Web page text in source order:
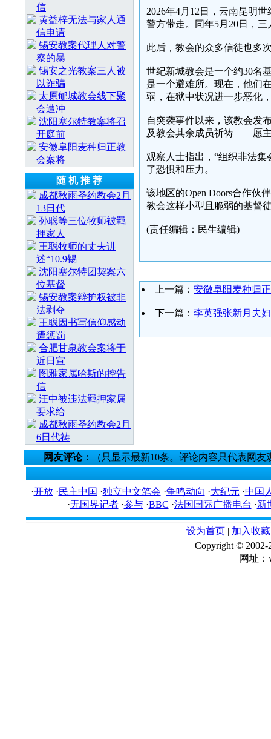
信
黄益梓无法与家人通
信申请
锡安教案代理人对警
察的暴
锡安之光教案三人被
以诈骗
太原郇城教会线下聚
会遭冲
沈阳塞尔特教案将召
开庭前
安徽阜阳麦种归正教
会案将
随 机 推 荐
成都秋雨圣约教会2月
13日代
孙聪等三位牧师被羁
押家人
王聪牧师的丈夫讲
述“10.9锡
沈阳塞尔特团契案六
位基督
锡安教案辩护权被非
法剥夺
王聪因书写信仰感动
遭惩罚
合肥甘泉教会案将于
近日宣
图雅家属哈斯的控告
信
汪中被违法羁押家属
要求给
成都秋雨圣约教会2月
6日代祷
2026年4月12日，云南昆明
警方带走。同年5月20日，
此后，教会的众多信徒也多
世纪新城教会是一个约30名
是一个避难所。现在，他们
弱，在狱中状况进一步恶化
自突袭事件以来，该教会发
及教会其余成员祈祷——愿
观察人士指出，“组织非法
了恐惧和压力。
该地区的Open Doors合作伙
教会这样小型且脆弱的基督
(责任编辑：民生编辑)
上一篇： 安徽阜阳麦种归
下一篇： 李英强张新月夫
网友评论： （只显示最新10条。评论内容只代表网
·开放·民主中国 ·独立中文笔会 ·争鸣动向 ·大纪元 ·中国
·无国界记者·参与·BBC ·法国国际广播电台 ·新
| 设为首页 | 加入收藏
Copyright ©
网址：